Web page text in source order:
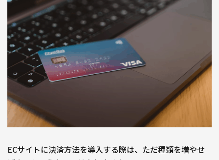
ECサイトに決済方法を導入する際は、ただ種類を増やせ